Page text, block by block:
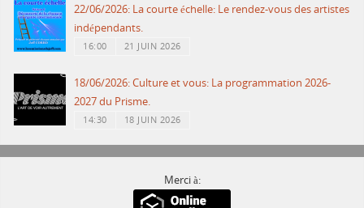
22/06/2026: La courte échelle: Le rendez-vous des artistes
indépendants.
16:00 21 JUIN 2026
18/06/2026: Culture et vous: La programmation 2026-
2027 du Prisme.
14:30 18 JUIN 2026
Merci à: